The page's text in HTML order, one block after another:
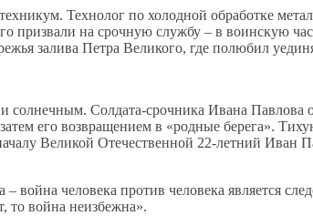
Технолог по холодной обработке
призвали на срочную службу – в воинскую
залива Петра Великого, где полюбил
солнечным. Солдата-срочника Ивана
его возвращением в «родные берега».
Великой Отечественной 22-летний
война человека против человека является
то война неизбежна».